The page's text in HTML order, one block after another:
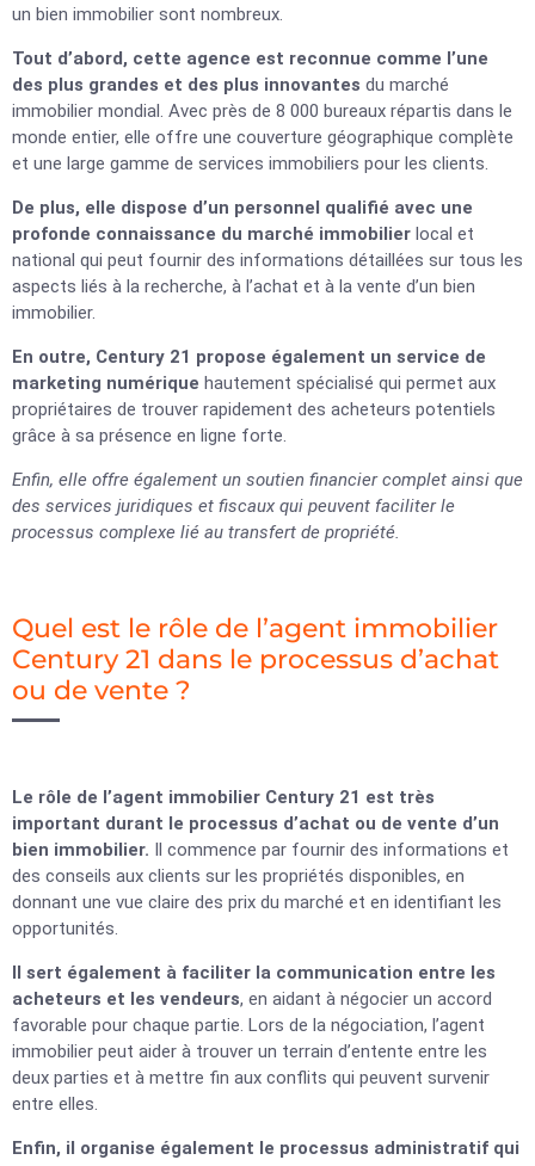
un bien immobilier sont nombreux.
Tout d’abord, cette agence est reconnue comme l’une
des plus grandes et des plus innovantes du marché
immobilier mondial. Avec près de 8 000 bureaux répartis dans le
monde entier, elle offre une couverture géographique complète
et une large gamme de services immobiliers pour les clients.
De plus, elle dispose d’un personnel qualifié avec une
profonde connaissance du marché immobilier local et
national qui peut fournir des informations détaillées sur tous les
aspects liés à la recherche, à l’achat et à la vente d’un bien
immobilier.
En outre, Century 21 propose également un service de
marketing numérique hautement spécialisé qui permet aux
propriétaires de trouver rapidement des acheteurs potentiels
grâce à sa présence en ligne forte.
Enfin, elle offre également un soutien financier complet ainsi que
des services juridiques et fiscaux qui peuvent faciliter le
processus complexe lié au transfert de propriété.
Quel est le rôle de l’agent immobilier
Century 21 dans le processus d’achat
ou de vente ?
Le rôle de l’agent immobilier Century 21 est très
important durant le processus d’achat ou de vente d’un
bien immobilier. Il commence par fournir des informations et
des conseils aux clients sur les propriétés disponibles, en
donnant une vue claire des prix du marché et en identifiant les
opportunités.
Il sert également à faciliter la communication entre les
acheteurs et les vendeurs, en aidant à négocier un accord
favorable pour chaque partie. Lors de la négociation, l’agent
immobilier peut aider à trouver un terrain d’entente entre les
deux parties et à mettre fin aux conflits qui peuvent survenir
entre elles.
Enfin, il organise également le processus administratif qui